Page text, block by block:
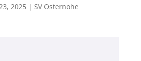
2025| SV Osternohe